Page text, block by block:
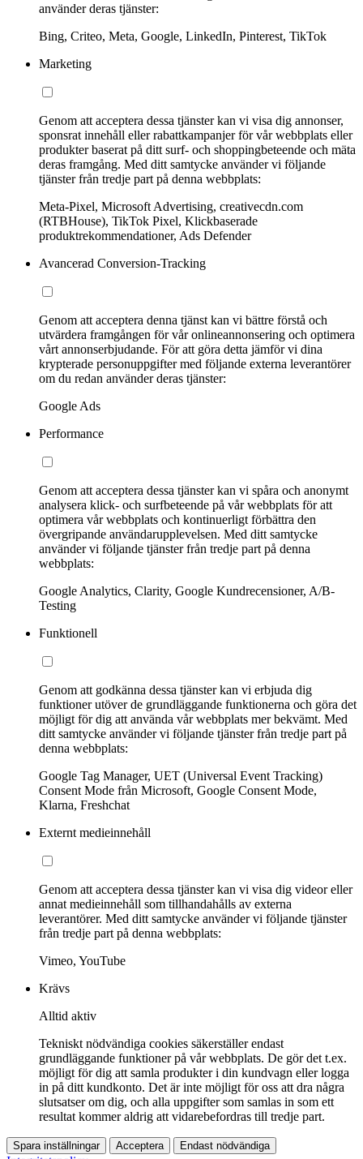
använder deras tjänster:
Bing, Criteo, Meta, Google, LinkedIn, Pinterest, TikTok
Marketing
Genom att acceptera dessa tjänster kan vi visa dig annonser,
sponsrat innehåll eller rabattkampanjer för vår webbplats eller
produkter baserat på ditt surf- och shoppingbeteende och mäta
deras framgång. Med ditt samtycke använder vi följande
tjänster från tredje part på denna webbplats:
Meta-Pixel, Microsoft Advertising, creativecdn.com
(RTBHouse), TikTok Pixel, Klickbaserade
produktrekommendationer, Ads Defender
Avancerad Conversion-Tracking
Genom att acceptera denna tjänst kan vi bättre förstå och
utvärdera framgången för vår onlineannonsering och optimera
vårt annonserbjudande. För att göra detta jämför vi dina
krypterade personuppgifter med följande externa leverantörer
om du redan använder deras tjänster:
Google Ads
Performance
Genom att acceptera dessa tjänster kan vi spåra och anonymt
analysera klick- och surfbeteende på vår webbplats för att
optimera vår webbplats och kontinuerligt förbättra den
övergripande användarupplevelsen. Med ditt samtycke
använder vi följande tjänster från tredje part på denna
webbplats:
Google Analytics, Clarity, Google Kundrecensioner, A/B-
Testing
Funktionell
Genom att godkänna dessa tjänster kan vi erbjuda dig
funktioner utöver de grundläggande funktionerna och göra det
möjligt för dig att använda vår webbplats mer bekvämt. Med
ditt samtycke använder vi följande tjänster från tredje part på
denna webbplats:
Google Tag Manager, UET (Universal Event Tracking)
Consent Mode från Microsoft, Google Consent Mode,
Klarna, Freshchat
Externt medieinnehåll
Genom att acceptera dessa tjänster kan vi visa dig videor eller
annat medieinnehåll som tillhandahålls av externa
leverantörer. Med ditt samtycke använder vi följande tjänster
från tredje part på denna webbplats:
Vimeo, YouTube
Krävs
Alltid aktiv
Tekniskt nödvändiga cookies säkerställer endast
grundläggande funktioner på vår webbplats. De gör det t.ex.
möjligt för dig att samla produkter i din kundvagn eller logga
in på ditt kundkonto. Det är inte möjligt för oss att dra några
slutsatser om dig, och alla uppgifter som samlas in som ett
resultat kommer aldrig att vidarebefordras till tredje part.
Spara inställningar Acceptera Endast nödvändiga